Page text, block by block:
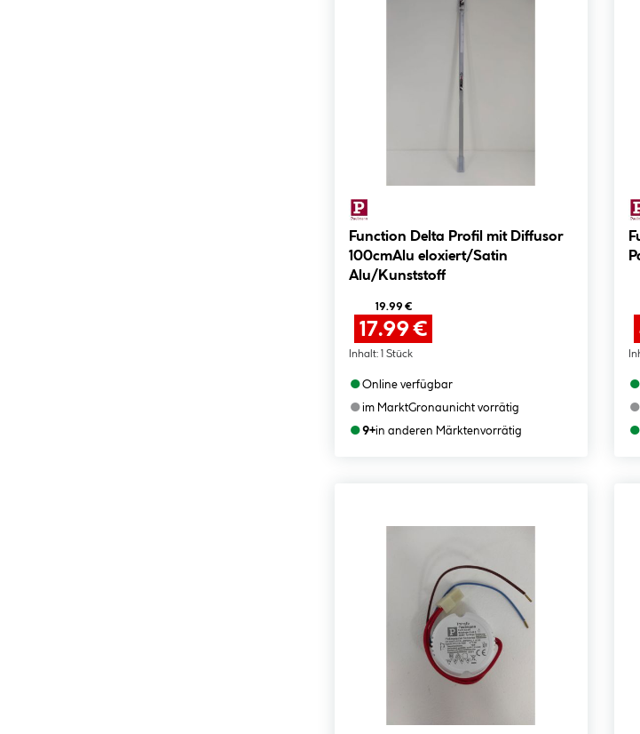
Function Delta Profil mit Diffusor
100cmAlu eloxiert/Satin
Alu/Kunststoff
19.99 €
17.99 €
Inhalt: 1 Stück
●Online verfügbar
●im MarktGronaunicht vorrätig
●9+in anderen Märktenvorrätig
●
●
●